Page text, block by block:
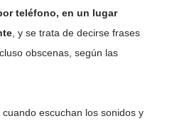
teléfono, en un lugar
, y se trata de decirse frases
obscenas, según las
escuchan los sonidos y